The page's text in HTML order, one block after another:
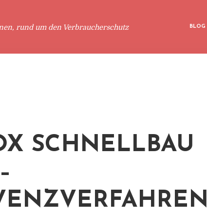
rund um den Verbraucherschutz BLOG
SCHNELLBAU